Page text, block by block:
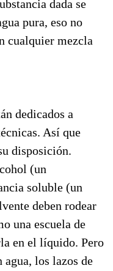
dada se
pura, eso no
cualquier mezcla
dedicados a
Así que
disposición.
(un
soluble (un
deben rodear
una escuela de
en el líquido. Pero
los lazos de